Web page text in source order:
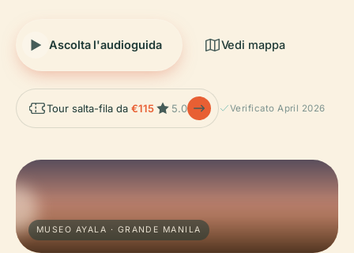
Ascolta l'audioguida Vedi mappa
Tour salta-fila da €115 5.0 Verificato April 2026
MUSEO AYALA · GRANDE MANILA